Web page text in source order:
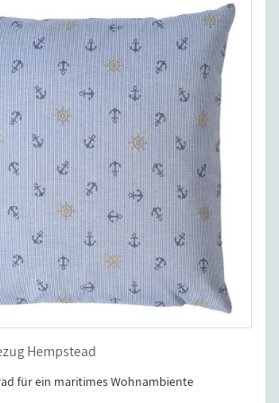
Hempstead
für ein maritimes Wohnambiente